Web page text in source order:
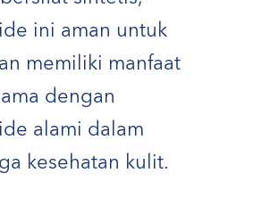
ini aman untuk
memiliki manfaat
dengan
alami dalam
kesehatan kulit.